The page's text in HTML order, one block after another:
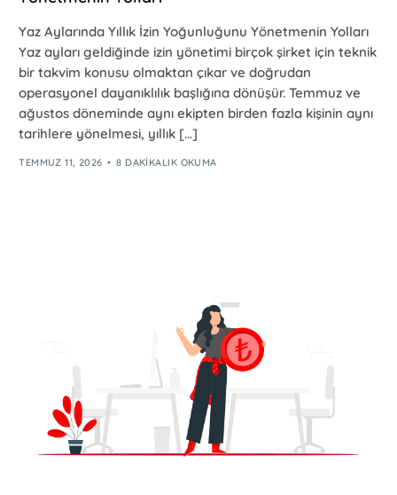
Yaz Aylarında Yıllık İzin Yoğunluğunu Yönetmenin Yolları
Yaz ayları geldiğinde izin yönetimi birçok şirket için teknik
bir takvim konusu olmaktan çıkar ve doğrudan
operasyonel dayanıklılık başlığına dönüşür. Temmuz ve
ağustos döneminde aynı ekipten birden fazla kişinin aynı
tarihlere yönelmesi, yıllık […]
TEMMUZ 11, 2026 8 DAKIKALIK OKUMA